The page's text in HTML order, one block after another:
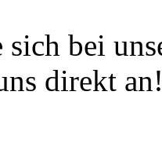
bei
direkt